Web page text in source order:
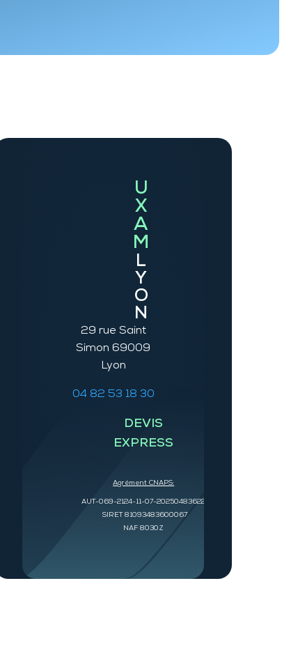
U
X
A
M
L
Y
O
N
29 rue Saint
Simon 69009
Lyon
04 82 53 18 30
DEVIS
EXPRESS
Agrément CNAPS:
AUT-069-2124-11-07-20250483622
SIRET 81093483600067
NAF 8030Z